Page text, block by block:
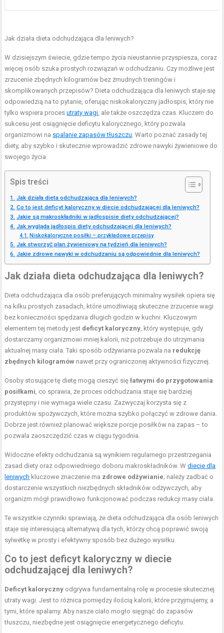
Jak działa dieta odchudzająca dla leniwych?
W dzisiejszym świecie, gdzie tempo życia nieustannie przyspiesza, coraz
więcej osób szuka prostych rozwiązań w odchudzaniu. Czy możliwe jest
zrzucenie zbędnych kilogramów bez żmudnych treningów i
skomplikowanych przepisów? Dieta odchudzająca dla leniwych staje się
odpowiedzią na to pytanie, oferując niskokaloryczny jadłospis, który nie
tylko wspiera procesutraty wagi, ale także oszczędza czas. Kluczem do
sukcesu jest osiągnięcie deficytu kalorycznego, który pozwala
organizmowi na spalanie zapasów tłuszczu. Warto poznać zasady tej
diety, aby szybko i skutecznie wprowadzić zdrowe nawyki żywieniowe do
swojego życia.
Spis treści
Jak działa dieta odchudzająca dla leniwych?
Co to jest deficyt kaloryczny w diecie odchudzającej dla leniwych?
Jakie są makroskładniki w jadłospisie diety odchudzającej?
Jak wygląda jadłospis diety odchudzającej dla leniwych?
Niskokaloryczne posiłki – przykładowe przepisy
Jak stworzyć plan żywieniowy na tydzień dla leniwych?
Jakie zdrowe nawyki w odchudzaniu są odpowiednie dla leniwych?
Jak działa dieta odchudzająca dla leniwych?
Dieta odchudzająca dla osób preferujących minimalny wysiłek opiera się
na kilku prostych zasadach, które umożliwiają skuteczne zrzucenie wagi
bez konieczności spędzania długich godzin w kuchni. Kluczowym
elementem tej metody jest deficyt kaloryczny, który występuje, gdy
dostarczamy organizmowi mniej kalorii, niż potrzebuje do utrzymania
aktualnej masy ciała. Taki sposób odżywiania pozwala na redukcję
zbędnych kilogramów nawet przy ograniczonej aktywności fizycznej.
Osoby stosujące tę dietę mogą cieszyć sięłatwymi do przygotowania
posiłkami, co sprawia, że proces odchudzania staje się bardziej
przystępny i nie wymaga wiele czasu. Zazwyczaj korzysta się z
produktów spożywczych, które można szybko połączyć w zdrowe dania.
Dobrze jest również planować większe porcje posiłków na zapas – to
pozwala zaoszczędzić czas w ciągu tygodnia.
Widoczne efekty odchudzania są wynikiem regularnego przestrzegania
zasad diety oraz odpowiedniego doboru makroskładników. Wdiecie dla
leniwych kluczowe znaczenie ma zdrowe odżywianie; należy zadbać o
dostarczenie wszystkich niezbędnych składników odżywczych, aby
organizm mógł prawidłowo funkcjonować podczas redukcji masy ciała.
Te wszystkie czynniki sprawiają, że dieta odchudzająca dla osób leniwych
staje się interesującą alternatywą dla tych, którzy chcą poprawić swoją
sylwetkę w prosty i efektywny sposób bez dużego wysiłku.
Co to jest deficyt kaloryczny w diecie
odchudzającej dla leniwych?
Deficyt kaloryczny odgrywa fundamentalną rolę w procesie skutecznej
utraty wagi. Jest to różnica pomiędzy ilością kalorii, które przyjmujemy, a
tymi, które spalamy. Aby nasze ciało mogło sięgnąć do zapasów
tłuszczu, niezbędne jest osiągnięcie energetycznego deficytu.